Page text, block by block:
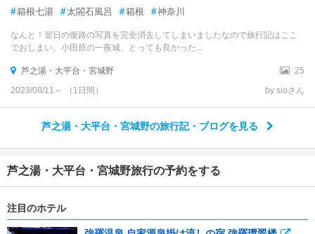
#箱根七湯 # 太閤石風呂 #箱根 #神奈川
なんと！翌日の復路の写真を完全消去してしまいましたなので旅行記はここ
でおしまい。小田原の一夜城、とっても良かった...
芦之湯・大平台・宮城野
25
2023/08/11～ （1日間）
by sioさん
芦之湯・大平台・宮城野の旅行記・ブログを見る
芦之湯・大平台・宮城野旅行の予約をする
注目のホテル